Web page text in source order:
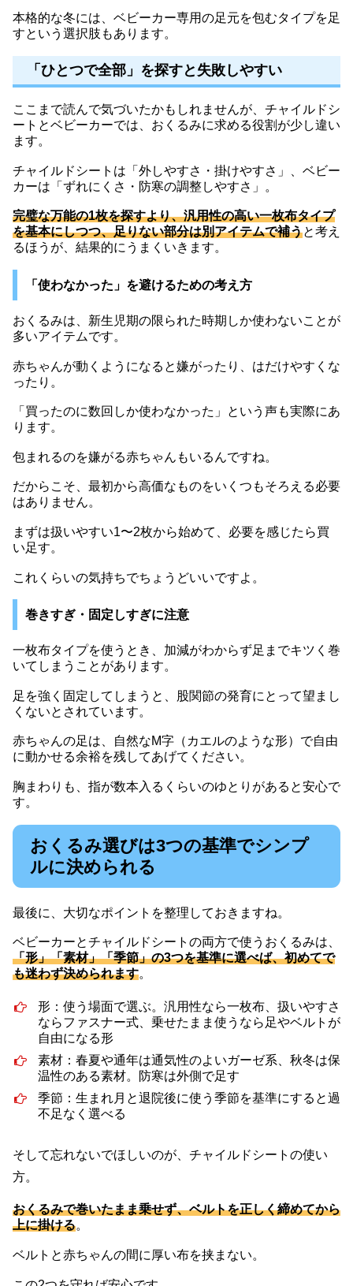
本格的な冬には、ベビーカー専用の足元を包むタイプを足
すという選択肢もあります。
「ひとつで全部」を探すと失敗しやすい
ここまで読んで気づいたかもしれませんが、チャイルドシ
ートとベビーカーでは、おくるみに求める役割が少し違い
ます。
チャイルドシートは「外しやすさ・掛けやすさ」、ベビー
カーは「ずれにくさ・防寒の調整しやすさ」。
完璧な万能の1枚を探すより、汎用性の高い一枚布タイプ
を基本にしつつ、足りない部分は別アイテムで補うと考え
るほうが、結果的にうまくいきます。
「使わなかった」を避けるための考え方
おくるみは、新生児期の限られた時期しか使わないことが
多いアイテムです。
赤ちゃんが動くようになると嫌がったり、はだけやすくな
ったり。
「買ったのに数回しか使わなかった」という声も実際にあ
ります。
包まれるのを嫌がる赤ちゃんもいるんですね。
だからこそ、最初から高価なものをいくつもそろえる必要
はありません。
まずは扱いやすい1〜2枚から始めて、必要を感じたら買
い足す。
これくらいの気持ちでちょうどいいですよ。
巻きすぎ・固定しすぎに注意
一枚布タイプを使うとき、加減がわからず足までキツく巻
いてしまうことがあります。
足を強く固定してしまうと、股関節の発育にとって望まし
くないとされています。
赤ちゃんの足は、自然なM字（カエルのような形）で自由
に動かせる余裕を残してあげてください。
胸まわりも、指が数本入るくらいのゆとりがあると安心で
す。
おくるみ選びは3つの基準でシンプ
ルに決められる
最後に、大切なポイントを整理しておきますね。
ベビーカーとチャイルドシートの両方で使うおくるみは、
「形」「素材」「季節」の3つを基準に選べば、初めてで
も迷わず決められます。
形：使う場面で選ぶ。汎用性なら一枚布、扱いやすさ
ならファスナー式、乗せたまま使うなら足やベルトが
自由になる形
素材：春夏や通年は通気性のよいガーゼ系、秋冬は保
温性のある素材。防寒は外側で足す
季節：生まれ月と退院後に使う季節を基準にすると過
不足なく選べる
そして忘れないでほしいのが、チャイルドシートの使い
方。
おくるみで巻いたまま乗せず、ベルトを正しく締めてから
上に掛ける。
ベルトと赤ちゃんの間に厚い布を挟まない。